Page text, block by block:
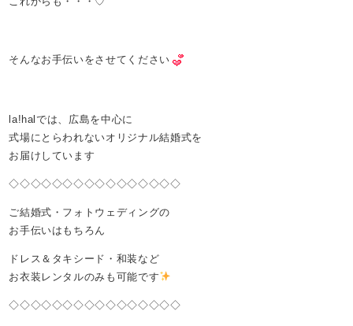
そんなお手伝いをさせてください
la!halでは、広島を中心に
式場にとらわれないオリジナル結婚式を
お届けしています
◇◇◇◇◇◇◇◇◇◇◇◇◇◇◇◇
ご結婚式・フォトウェディングの
お手伝いはもちろん
ドレス＆タキシード・和装など
お衣装レンタルのみも可能です
◇◇◇◇◇◇◇◇◇◇◇◇◇◇◇◇